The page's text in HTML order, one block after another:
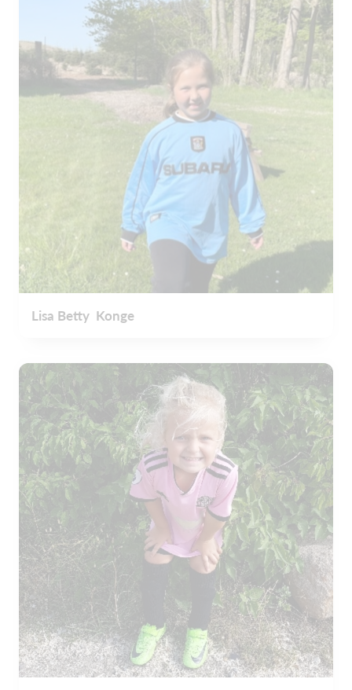
Lisa Betty Konge